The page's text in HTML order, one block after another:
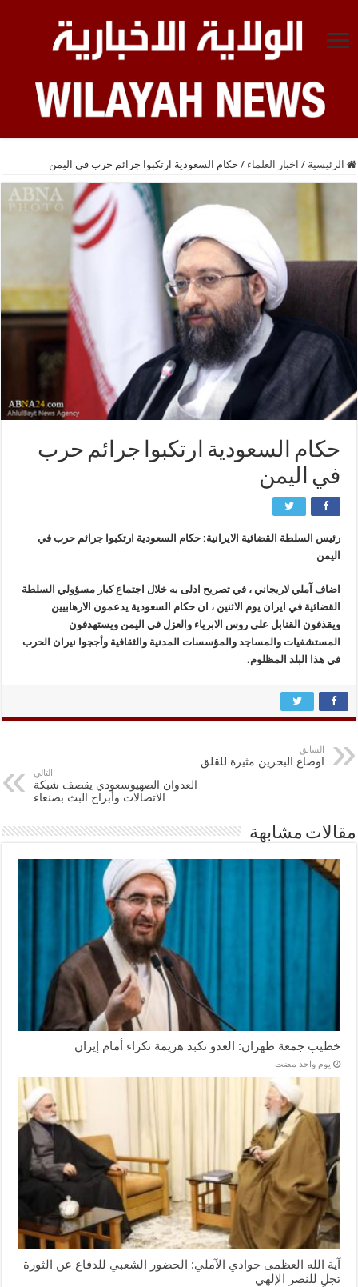
الرئيسية / اخبار العلماء / حكام السعودية ارتكبوا جرائم حرب في اليمن
حكام السعودية ارتكبوا جرائم حرب
في اليمن
رئيس السلطة القضائية الايرانية: حكام السعودية ارتكبوا جرائم حرب في
اليمن
اضاف آملي لاريجاني ، في تصريح ادلى به خلال اجتماع كبار مسؤولي السلطة
القضائية في ايران يوم الاثنين ، ان حكام السعودية يدعمون الارهابيين
ويقذفون القنابل على روس الابرياء والعزل في اليمن ويستهدفون
المستشفيات والمساجد والمؤسسات المدنية والثقافية وأججوا نيران الحرب
في هذا البلد المظلوم.
السابق
اوضاع البحرين مثيرة للقلق
التالي
العدوان الصهيوسعودي يقصف شبكة
الاتصالات وأبراج البث بصنعاء
مقالات مشابهة
خطيب جمعة طهران: العدو تكبد هزيمة نكراء أمام إيران
‏يوم واحد مضت
آية الله العظمى جوادي الآملي: الحضور الشعبي للدفاع عن الثورة
تجلٍ للنصر الإلهي